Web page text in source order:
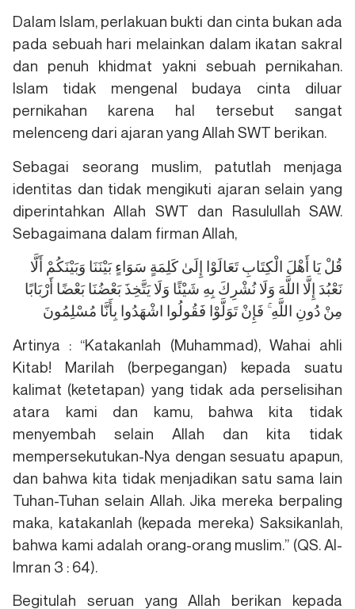
Dalam Islam, perlakuan bukti dan cinta bukan ada
pada sebuah hari melainkan dalam ikatan sakral
dan penuh khidmat yakni sebuah pernikahan.
Islam tidak mengenal budaya cinta diluar
pernikahan karena hal tersebut sangat
melenceng dari ajaran yang Allah SWT berikan.
Sebagai seorang muslim, patutlah menjaga
identitas dan tidak mengikuti ajaran selain yang
diperintahkan Allah SWT dan Rasulullah SAW.
Sebagaimana dalam firman Allah,
قُلْ يَا أَهْلَ الْكِتَابِ تَعَالَوْا إِلَىٰ كَلِمَةٍ سَوَاءٍ بَيْنَنَا وَبَيْنَكُمْ أَلَّا
نَعْبُدَ إِلَّا اللَّهَ وَلَا نُشْرِكَ بِهِ شَيْئًا وَلَا يَتَّخِذَ بَعْضُنَا بَعْضًا أَرْبَابًا
مِنْ دُونِ اللَّهِ ۚ فَإِنْ تَوَلَّوْا فَقُولُوا اشْهَدُوا بِأَنَّا مُسْلِمُونَ
Artinya : “Katakanlah (Muhammad), Wahai ahli
Kitab! Marilah (berpegangan) kepada suatu
kalimat (ketetapan) yang tidak ada perselisihan
atara kami dan kamu, bahwa kita tidak
menyembah selain Allah dan kita tidak
mempersekutukan-Nya dengan sesuatu apapun,
dan bahwa kita tidak menjadikan satu sama lain
Tuhan-Tuhan selain Allah. Jika mereka berpaling
maka, katakanlah (kepada mereka) Saksikanlah,
bahwa kami adalah orang-orang muslim.” (QS. Al-
Imran 3 : 64).
Begitulah seruan yang Allah berikan kepada